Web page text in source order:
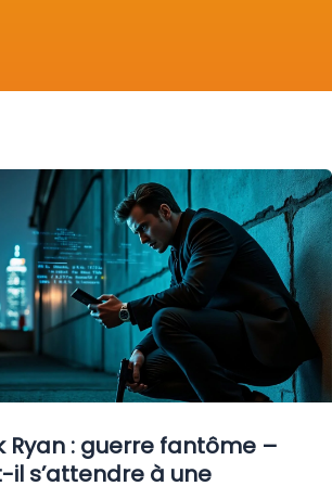
Ryan : guerre fantôme –
il s’attendre à une